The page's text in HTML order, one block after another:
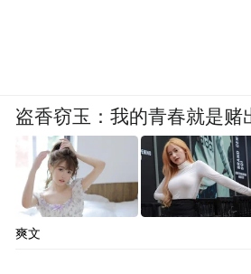
盗香窃玉：我的青春就是赌
爽文